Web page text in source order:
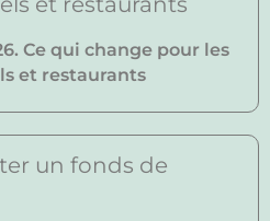
Ce qui change pour les
et restaurants